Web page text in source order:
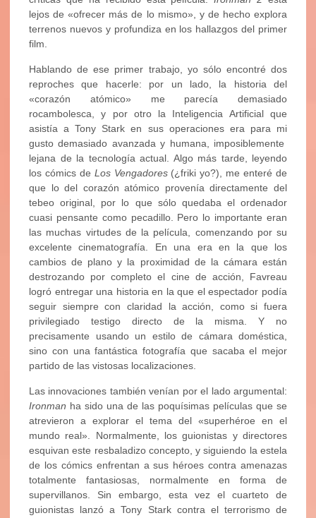
lejos de «ofrecer más de lo mismo», y de hecho explora
terrenos nuevos y profundiza en los hallazgos del primer
film.
Hablando de ese primer trabajo, yo sólo encontré dos
reproches que hacerle: por un lado, la historia del
«corazón atómico» me parecía demasiado
rocambolesca, y por otro la Inteligencia Artificial que
asistía a Tony Stark en sus operaciones era para mi
gusto demasiado avanzada y humana, imposiblemente
lejana de la tecnología actual. Algo más tarde, leyendo
los cómics de Los Vengadores(¿friki yo?), me enteré de
que lo del corazón atómico provenía directamente del
tebeo original, por lo que sólo quedaba el ordenador
cuasi pensante como pecadillo. Pero lo importante eran
las muchas virtudes de la película, comenzando por su
excelente cinematografía. En una era en la que los
cambios de plano y la proximidad de la cámara están
destrozando por completo el cine de acción, Favreau
logró entregar una historia en la que el espectador podía
seguir siempre con claridad la acción, como si fuera
privilegiado testigo directo de la misma. Y no
precisamente usando un estilo de cámara doméstica,
sino con una fantástica fotografía que sacaba el mejor
partido de las vistosas localizaciones.
Las innovaciones también venían por el lado argumental:
Ironman ha sido una de las poquísimas películas que se
atrevieron a explorar el tema del «superhéroe en el
mundo real». Normalmente, los guionistas y directores
esquivan este resbaladizo concepto, y siguiendo la estela
de los cómics enfrentan a sus héroes contra amenazas
totalmente fantasiosas, normalmente en forma de
supervillanos. Sin embargo, esta vez el cuarteto de
guionistas lanzó a Tony Stark contra el terrorismo de